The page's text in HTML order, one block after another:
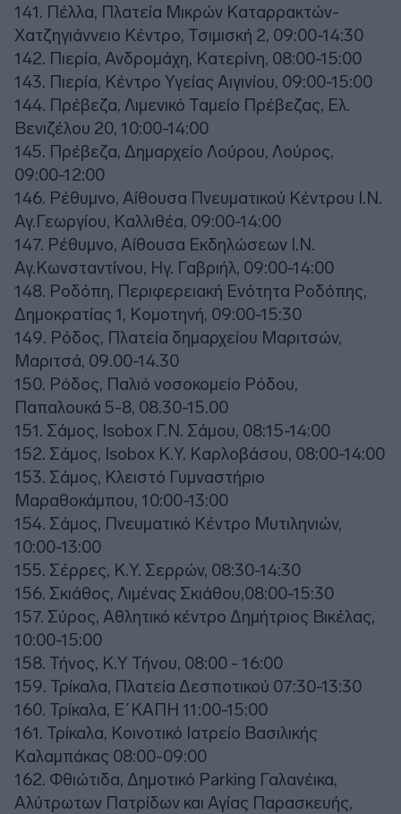
141. Πέλλα, Πλατεία Μικρών Καταρρακτών-
Χατζηγιάννειο Κέντρο, Τσιμισκή 2, 09:00-14:30
142. Πιερία, Ανδρομάχη, Κατερίνη, 08:00-15:00
143. Πιερία, Κέντρο Υγείας Αιγινίου, 09:00-15:00
144. Πρέβεζα, Λιμενικό Ταμείο Πρέβεζας, Ελ.
Βενιζέλου 20, 10:00-14:00
145. Πρέβεζα, Δημαρχείο Λούρου, Λούρος,
09:00-12:00
146. Ρέθυμνο, Αίθουσα Πνευματικού Κέντρου Ι.Ν.
Αγ.Γεωργίου, Καλλιθέα, 09:00-14:00
147. Ρέθυμνο, Αίθουσα Εκδηλώσεων Ι.Ν.
Αγ.Κωνσταντίνου, Ηγ. Γαβριήλ, 09:00-14:00
148. Ροδόπη, Περιφερειακή Ενότητα Ροδόπης,
Δημοκρατίας 1, Κομοτηνή, 09:00-15:30
149. Ρόδος, Πλατεία δημαρχείου Μαριτσών,
Μαριτσά, 09.00-14.30
150. Ρόδος, Παλιό νοσοκομείο Ρόδου,
Παπαλουκά 5-8, 08.30-15.00
151. Σάμος, Isobox Γ.Ν. Σάμου, 08:15-14:00
152. Σάμος, Isobox Κ.Υ. Καρλοβάσου, 08:00-14:00
153. Σάμος, Κλειστό Γυμναστήριο
Μαραθοκάμπου, 10:00-13:00
154. Σάμος, Πνευματικό Κέντρο Μυτιληνιών,
10:00-13:00
155. Σέρρες, Κ.Υ. Σερρών, 08:30-14:30
156. Σκιάθος, Λιμένας Σκιάθου,08:00-15:30
157. Σύρος, Αθλητικό κέντρο Δημήτριος Βικέλας,
10:00-15:00
158. Τήνος, Κ.Υ Τήνου, 08:00 - 16:00
159. Τρίκαλα, Πλατεία Δεσποτικού 07:30-13:30
160. Τρίκαλα, Ε΄ΚΑΠΗ 11:00-15:00
161. Τρίκαλα, Κοινοτικό Ιατρείο Βασιλικής
Καλαμπάκας 08:00-09:00
162. Φθιώτιδα, Δημοτικό Parking Γαλανέικα,
Αλύτρωτων Πατρίδων και Αγίας Παρασκευής,